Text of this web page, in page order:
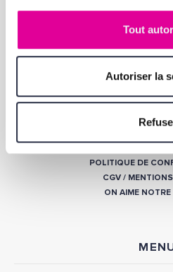
Tout
Autoriser la
QUI SOMMES-
Parfumerie française depuis 1937,
agréés des plus grandes marques de
LAURENT… Forts de notre expertise,
POLITIQUE DE
CGV /
ON AIME